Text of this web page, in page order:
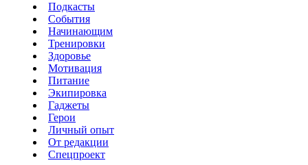
Подкасты
События
Начинающим
Тренировки
Здоровье
Мотивация
Питание
Экипировка
Гаджеты
Герои
Личный опыт
От редакции
Спецпроект